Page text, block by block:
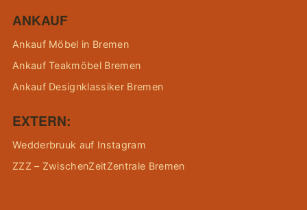
ANKAUF
Ankauf Möbel in Bremen
Ankauf Teakmöbel Bremen
Ankauf Designklassiker Bremen
EXTERN:
Wedderbruuk auf Instagram
ZZZ – ZwischenZeitZentrale Bremen